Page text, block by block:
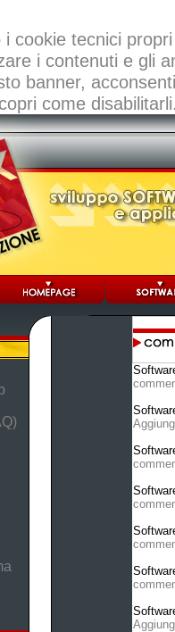
i cookie tecnici
i contenuti e gli
banner,
come